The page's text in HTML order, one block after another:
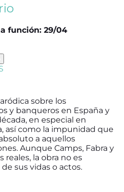
función: 29/04
sobre los
y banqueros en España y
en especial en
así como la impunidad que
a aquellos
Aunque Camps, Fabra y
reales, la obra no es
sus vidas o actos.